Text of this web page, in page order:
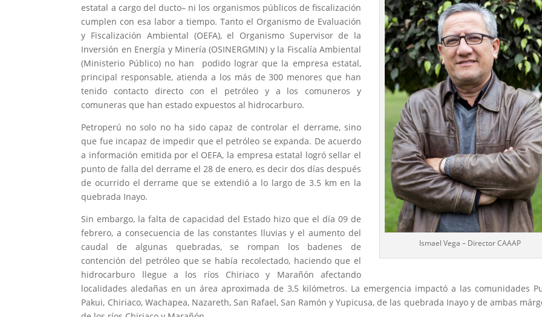
Ismael Vega – Director CAAAP
estatal a cargo del ducto– ni los organismos públicos de fiscalización
cumplen con esa labor a tiempo. Tanto el Organismo de Evaluación
y Fiscalización Ambiental (OEFA), el Organismo Supervisor de la
Inversión en Energía y Minería (OSINERGMIN) y la Fiscalía Ambiental
(Ministerio Público) no han podido lograr que la empresa estatal,
principal responsable, atienda a los más de 300 menores que han
tenido contacto directo con el petróleo y a los comuneros y
comuneras que han estado expuestos al hidrocarburo.
Petroperú no solo no ha sido capaz de controlar el derrame, sino
que fue incapaz de impedir que el petróleo se expanda. De acuerdo
a información emitida por el OEFA, la empresa estatal logró sellar el
punto de falla del derrame el 28 de enero, es decir dos días después
de ocurrido el derrame que se extendió a lo largo de 3.5 km en la
quebrada Inayo.
Sin embargo, la falta de capacidad del Estado hizo que el día 09 de
febrero, a consecuencia de las constantes lluvias y el aumento del
caudal de algunas quebradas, se rompan los badenes de
contención del petróleo que se había recolectado, haciendo que el
hidrocarburo llegue a los ríos Chiriaco y Marañón afectando
localidades aledañas en un área aproximada de 3,5 kilómetros. La emergencia impactó a las comunidades
Pakui, Chiriaco, Wachapea, Nazareth, San Rafael, San Ramón y Yupicusa, de las quebrada Inayo y de ambas